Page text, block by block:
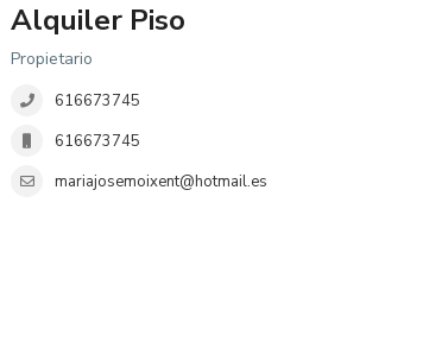
Alquiler Piso
Propietario
616673745
616673745
mariajosemoixent@hotmail.es